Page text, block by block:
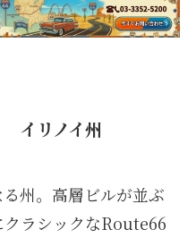
イリノイ州
州。高層ビルが並ぶ
ラシックなRoute66